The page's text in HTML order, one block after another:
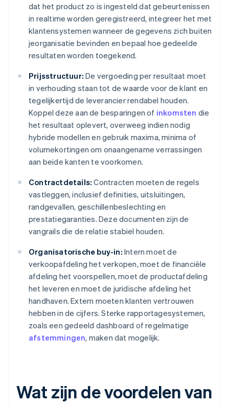
dat het product zo is ingesteld dat gebeurtenissen
in realtime worden geregistreerd, integreer het met
klantensystemen wanneer de gegevens zich buiten
jeorganisatie bevinden en bepaal hoe gedeelde
resultaten worden toegekend.
Prijsstructuur: De vergoeding per resultaat moet
in verhouding staan tot de waarde voor de klant en
tegelijkertijd de leverancier rendabel houden.
Koppel deze aan de besparingen of inkomsten die
het resultaat oplevert, overweeg indien nodig
hybride modellen en gebruik maxima, minima of
volumekortingen om onaangename verrassingen
aan beide kanten te voorkomen.
Contractdetails: Contracten moeten de regels
vastleggen, inclusief definities, uitsluitingen,
randgevallen, geschillenbeslechting en
prestatiegaranties. Deze documenten zijn de
vangrails die de relatie stabiel houden.
Organisatorische buy-in: Intern moet de
verkoopafdeling het verkopen, moet de financiële
afdeling het voorspellen, moet de productafdeling
het leveren en moet de juridische afdeling het
handhaven. Extern moeten klanten vertrouwen
hebben in de cijfers. Sterke rapportagesystemen,
zoals een gedeeld dashboard of regelmatige
afstemmingen, maken dat mogelijk.
Wat zijn de voordelen van